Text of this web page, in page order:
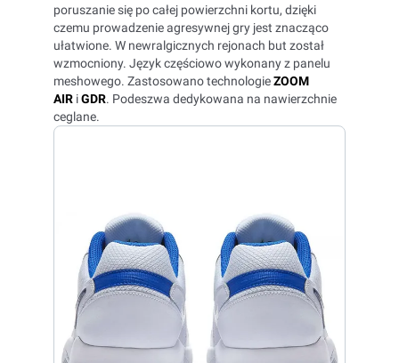
poruszanie się po całej powierzchni kortu, dzięki
czemu prowadzenie agresywnej gry jest znacząco
ułatwione. W newralgicznych rejonach but został
wzmocniony. Język częściowo wykonany z panelu
meshowego. Zastosowano technologieZOOM
AIR iGDR. Podeszwa dedykowana na nawierzchnie
ceglane.